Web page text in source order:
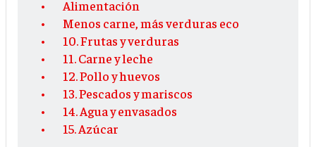
Alimentación
Menos carne, más verduras eco
10. Frutas y verduras
11. Carne y leche
12. Pollo y huevos
13. Pescados y mariscos
14. Agua y envasados
15. Azúcar